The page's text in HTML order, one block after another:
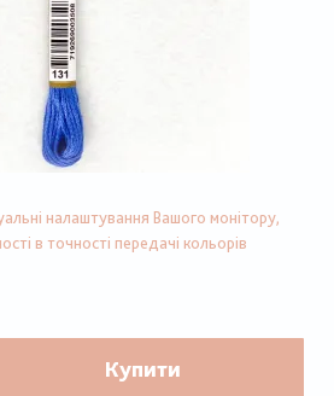
налаштування Вашого монітору,
в точності передачі кольорів
Купити